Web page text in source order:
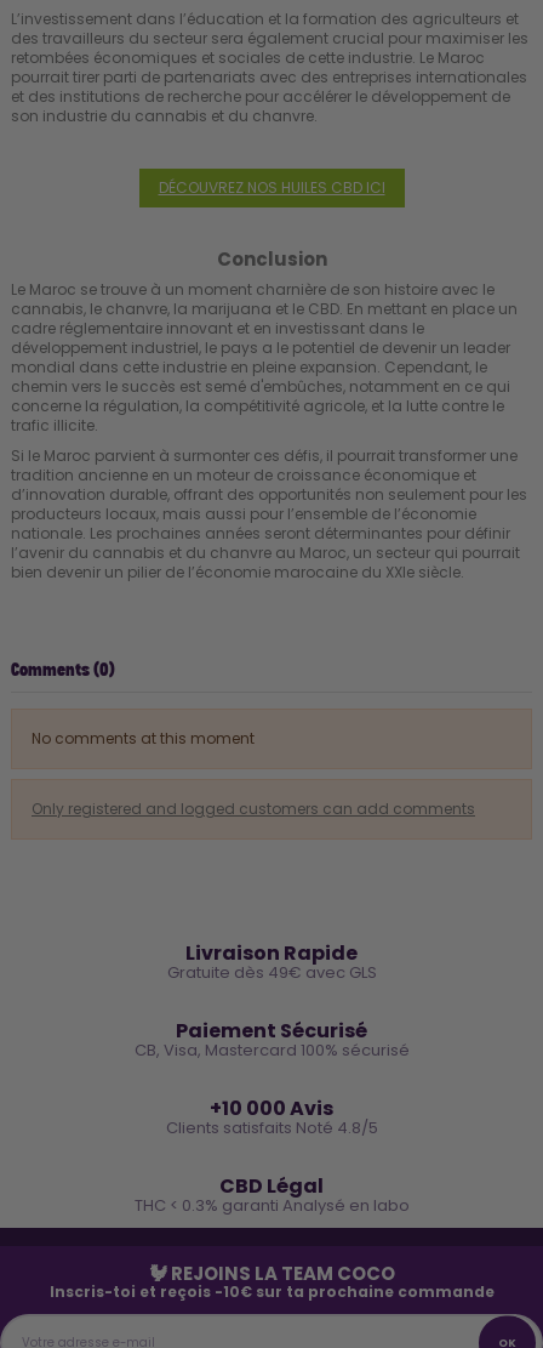
L’investissement dans l’éducation et la formation des agriculteurs et
des travailleurs du secteur sera également crucial pour maximiser les
retombées économiques et sociales de cette industrie. Le Maroc
pourrait tirer parti de partenariats avec des entreprises internationales
et des institutions de recherche pour accélérer le développement de
son industrie du cannabis et du chanvre.
DÉCOUVREZ NOS HUILES CBD ICI
Conclusion
Le Maroc se trouve à un moment charnière de son histoire avec le
cannabis, le chanvre, la marijuana et le CBD. En mettant en place un
cadre réglementaire innovant et en investissant dans le
développement industriel, le pays a le potentiel de devenir un leader
mondial dans cette industrie en pleine expansion. Cependant, le
chemin vers le succès est semé d'embûches, notamment en ce qui
concerne la régulation, la compétitivité agricole, et la lutte contre le
trafic illicite.
Si le Maroc parvient à surmonter ces défis, il pourrait transformer une
tradition ancienne en un moteur de croissance économique et
d’innovation durable, offrant des opportunités non seulement pour les
producteurs locaux, mais aussi pour l’ensemble de l’économie
nationale. Les prochaines années seront déterminantes pour définir
l’avenir du cannabis et du chanvre au Maroc, un secteur qui pourrait
bien devenir un pilier de l’économie marocaine du XXIe siècle.
Comments (0)
No comments at this moment
Only registered and logged customers can add comments
Livraison Rapide
Gratuite dès 49€ avec GLS
Paiement Sécurisé
CB, Visa, Mastercard 100% sécurisé
+10 000 Avis
Clients satisfaits Noté 4.8/5
CBD Légal
THC < 0.3% garanti Analysé en labo
🐓 REJOINS LA TEAM COCO
Inscris-toi et reçois -10€ sur ta prochaine commande